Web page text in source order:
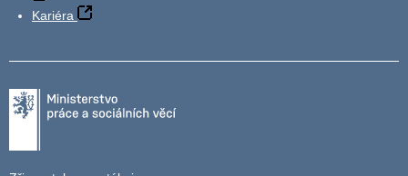
Kariéra